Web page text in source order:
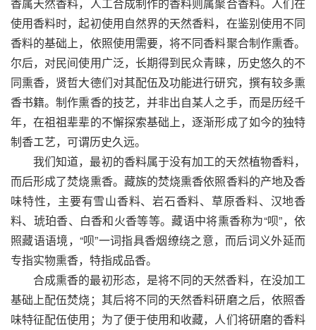
香属天然香料，人工合成制作的香料则属聚合香料。人们在
使用香料时，起初使用自然界的天然香料，在鉴别使用不同
香料的基础上，依照使用需要，将不同香料聚合制作熏香。
尔后，对民间使用广泛，长期得到民众青睐，历史悠久的不
同熏香，贤哲大德们对其配伍及功能进行研究，撰有较多熏
香书籍。制作熏香的技艺，并非出自某人之手，而是历经千
年，在祖祖辈辈的不懈探索基础上，逐渐形成了如今的独特
制香エ艺，可谓历史久远。
我们知道，最初的香料属于没有加工的天然植物香料，
而后形成了焚烧熏香。藏族的焚烧熏香依照香料的产地及香
味特性，主要有雪山香料、岩石香料、草原香料、汉地香
料、琥珀香、白香和火香等等。藏语中将熏香称为“呗”，依
照藏语语境，“呗”一词指具香烟缭绕之意，而后词义外延而
专指实物熏香，特指成品香。
合成熏香的最初形态，是将不同的天然香料，在没加工
基础上配伍焚烧；其后将不同的天然香料研磨之后，依照香
味特征配伍使用；为了便于使用和收藏，人们将研磨的香料